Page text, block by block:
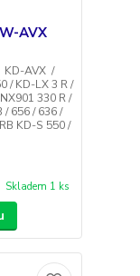
AVX
KD-AVX /
/ KD-LX 3 R /
330 R /
/ 656 / 636 /
KD-S 550 /
Skladem 1 ks